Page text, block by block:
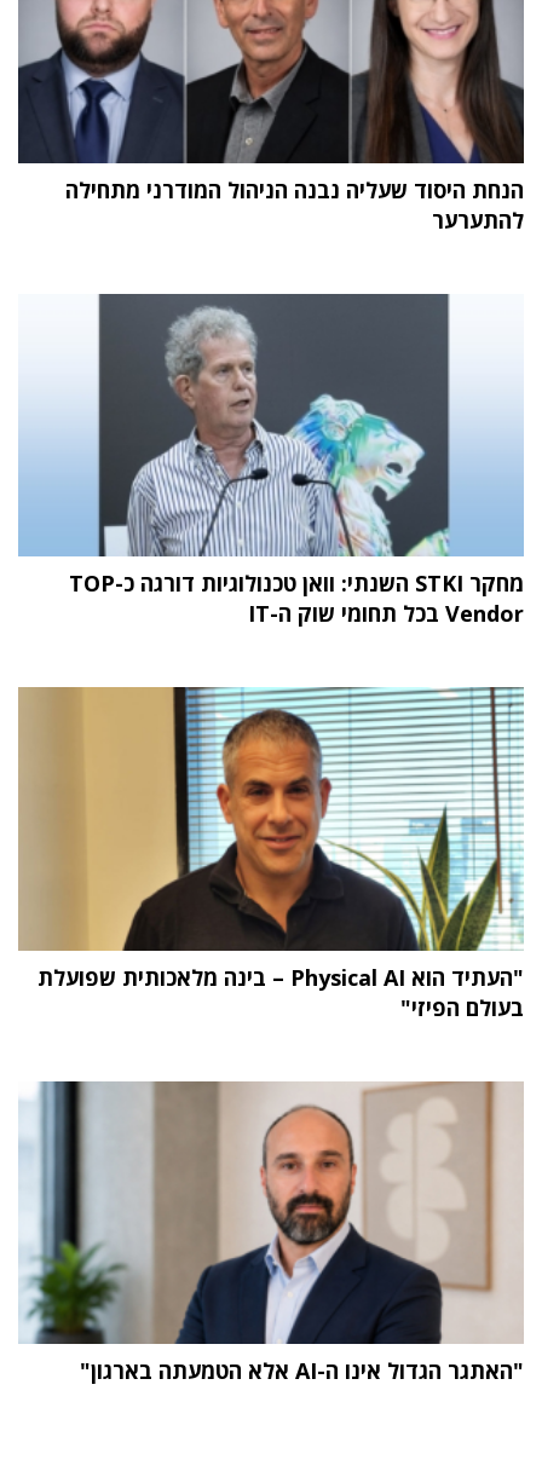
הנחת היסוד שעליה נבנה הניהול המודרני מתחילה
להתערער
מחקר STKI השנתי: וואן טכנולוגיות דורגה כ-TOP
Vendor בכל תחומי שוק ה-IT
"העתיד הוא Physical AI – בינה מלאכותית שפועלת
בעולם הפיזי"
"האתגר הגדול אינו ה-AI אלא הטמעתה בארגון"